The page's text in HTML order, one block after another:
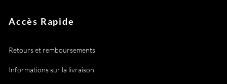
Accès Rapide
Retours et remboursements
Informations sur la livraison